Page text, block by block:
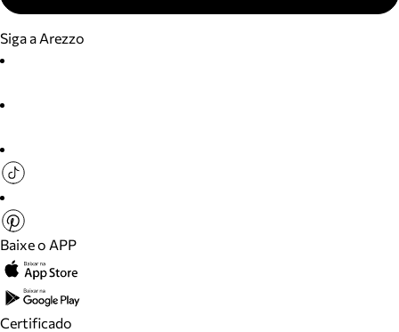
Siga a Arezzo
Baixe o APP
Certificado